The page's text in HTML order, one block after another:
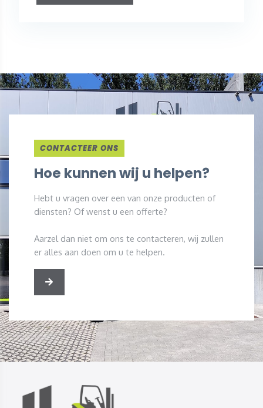
CONTACTEER ONS
Hoe kunnen wij u helpen?
Hebt u vragen over een van onze producten of
diensten? Of wenst u een offerte?
Aarzel dan niet om ons te contacteren, wij zullen
er alles aan doen om u te helpen.